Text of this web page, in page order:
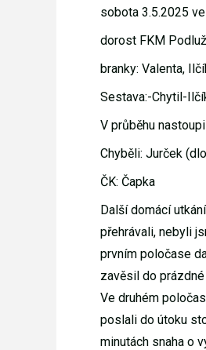
sobota 3.5.2025
dorost FKM
branky: Valenta,
Sestava:-Chytil-
V průběhu
Chyběli: Jurček
ČK: Čapka
Další domácí
přehrávali, nebyli
prvním poločase
zavěsil do
Ve druhém
poslali do útoku
minutách snaha o